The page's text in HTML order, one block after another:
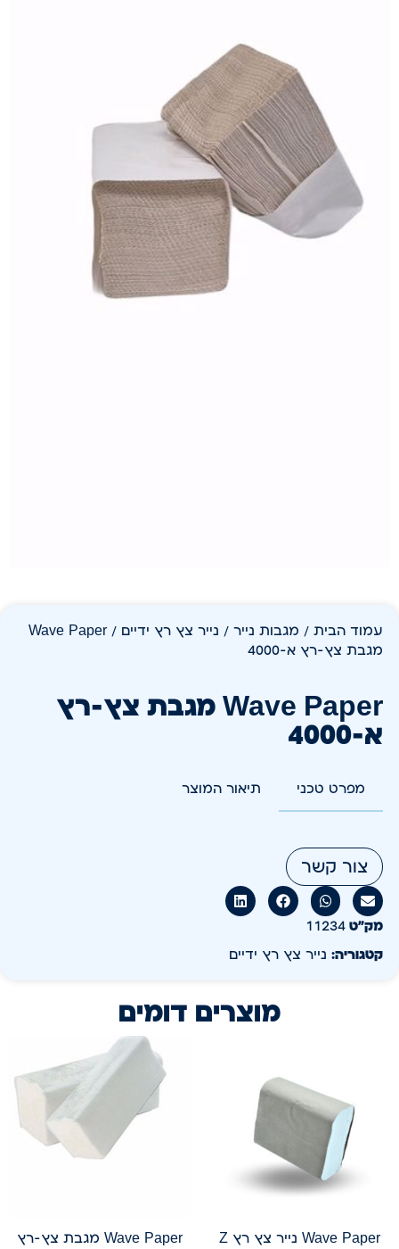
עמוד הבית / מגבות נייר / נייר צץ רץ ידיים
/ Wave Paper
מגבת צץ-רץ א-4000
Wave Paper מגבת צץ-רץ
א-4000
מפרט טכני תיאור המוצר
צור קשר
מק״ט 11234
קטגוריה: נייר צץ רץ ידיים
מוצרים דומים
Wave Paper נייר צץ רץ Z
Wave Paper מגבת צץ-רץ